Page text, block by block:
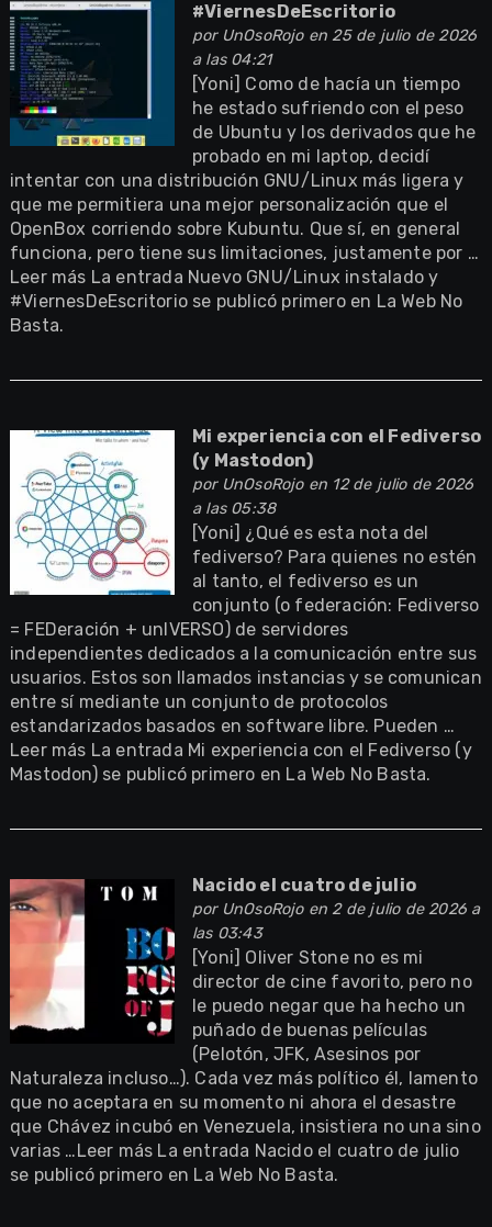
#ViernesDeEscritorio
por UnOsoRojoen 25 de julio de 2026
a las 04:21
[Yoni] Como de hacía un tiempo
he estado sufriendo con el peso
de Ubuntu y los derivados que he
probado en mi laptop, decidí
intentar con una distribución GNU/Linux más ligera y
que me permitiera una mejor personalización que el
OpenBox corriendo sobre Kubuntu. Que sí, en general
funciona, pero tiene sus limitaciones, justamente por …
Leer más La entrada Nuevo GNU/Linux instalado y
#ViernesDeEscritorio se publicó primero en La Web No
Basta.
Mi experiencia con el Fediverso
(y Mastodon)
por UnOsoRojoen 12 de julio de 2026
a las 05:38
[Yoni] ¿Qué es esta nota del
fediverso? Para quienes no estén
al tanto, el fediverso es un
conjunto (o federación: Fediverso
= FEDeración + unIVERSO) de servidores
independientes dedicados a la comunicación entre sus
usuarios. Estos son llamados instancias y se comunican
entre sí mediante un conjunto de protocolos
estandarizados basados en software libre. Pueden …
Leer más La entrada Mi experiencia con el Fediverso (y
Mastodon) se publicó primero en La Web No Basta.
Nacido el cuatro de julio
por UnOsoRojoen 2 de julio de 2026 a
las 03:43
[Yoni] Oliver Stone no es mi
director de cine favorito, pero no
le puedo negar que ha hecho un
puñado de buenas películas
(Pelotón, JFK, Asesinos por
Naturaleza incluso…). Cada vez más político él, lamento
que no aceptara en su momento ni ahora el desastre
que Chávez incubó en Venezuela, insistiera no una sino
varias …Leer más La entrada Nacido el cuatro de julio
se publicó primero en La Web No Basta.